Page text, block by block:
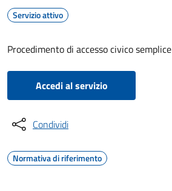
Servizio attivo
Procedimento di accesso civico semplice
Accedi al servizio
Condividi
Normativa di riferimento